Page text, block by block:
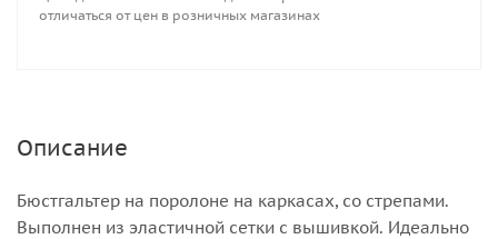
отличаться от цен в розничных магазинах
Описание
Бюстгальтер на поролоне на каркасах, со стрепами.
Выполнен из эластичной сетки с вышивкой. Идеально